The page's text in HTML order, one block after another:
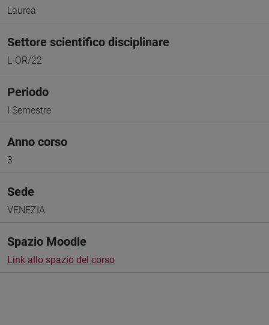
Laurea
Settore scientifico disciplinare
L-OR/22
Periodo
I Semestre
Anno corso
3
Sede
VENEZIA
Spazio Moodle
Link allo spazio del corso